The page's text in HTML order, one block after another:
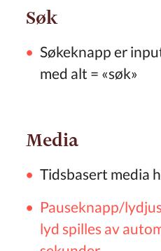
Søk
Søkeknapp er
med alt = «søk»
Media
Tidsbasert media
Pauseknapp/
lyd spilles av